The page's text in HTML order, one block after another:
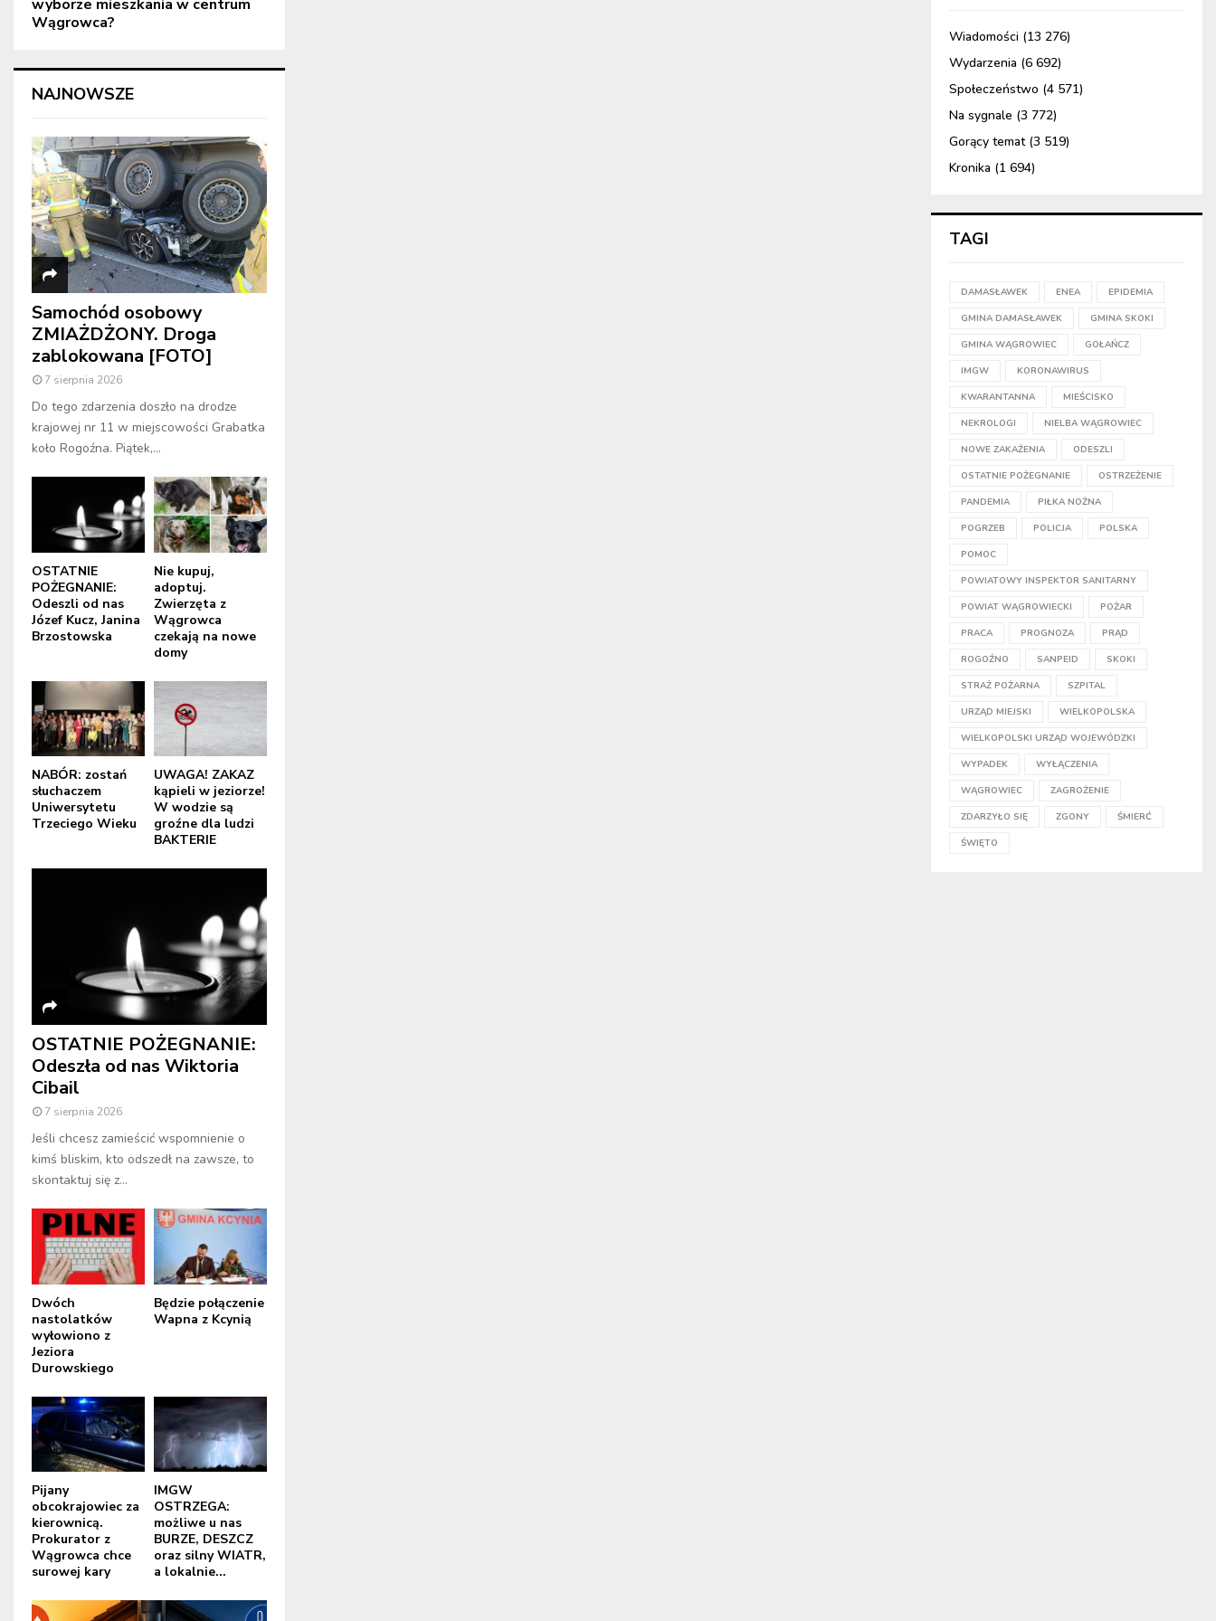
wyborze mieszkania w centrum
Wągrowca?
NAJNOWSZE
Samochód osobowy
ZMIAŻDŻONY. Droga
zablokowana [FOTO]
7 sierpnia 2026
Do tego zdarzenia doszło na drodze
krajowej nr 11 w miejscowości Grabatka
koło Rogoźna. Piątek,...
OSTATNIE
POŻEGNANIE:
Odeszli od nas
Józef Kucz, Janina
Brzostowska
Nie kupuj,
adoptuj.
Zwierzęta z
Wągrowca
czekają na nowe
domy
NABÓR: zostań
słuchaczem
Uniwersytetu
Trzeciego Wieku
UWAGA! ZAKAZ
kąpieli w jeziorze!
W wodzie są
groźne dla ludzi
BAKTERIE
OSTATNIE POŻEGNANIE:
Odeszła od nas Wiktoria
Cibail
7 sierpnia 2026
Jeśli chcesz zamieścić wspomnienie o
kimś bliskim, kto odszedł na zawsze, to
skontaktuj się z...
Dwóch
nastolatków
wyłowiono z
Jeziora
Durowskiego
Będzie połączenie
Wapna z Kcynią
Pijany
obcokrajowiec za
kierownicą.
Prokurator z
Wągrowca chce
surowej kary
IMGW
OSTRZEGA:
możliwe u nas
BURZE, DESZCZ
oraz silny WIATR,
a lokalnie...
Wiadomości (13 276)
Wydarzenia (6 692)
Społeczeństwo (4 571)
Na sygnale (3 772)
Gorący temat(3 519)
Kronika (1 694)
TAGI
DAMASŁAWEK ENEA EPIDEMIA
GMINA DAMASŁAWEK GMINA SKOKI
GMINA WĄGROWIEC GOŁAŃCZ
IMGW KORONAWIRUS
KWARANTANNA MIEŚCISKO
NEKROLOGI NIELBA WĄGROWIEC
NOWE ZAKAŻENIA ODESZLI
OSTATNIE POŻEGNANIE OSTRZEŻENIE
PANDEMIA PIŁKA NOŻNA
POGRZEB POLICJA POLSKA
POMOC
POWIATOWY INSPEKTOR SANITARNY
POWIAT WĄGROWIECKI POŻAR
PRACA PROGNOZA PRĄD
ROGOŹNO SANPEID SKOKI
STRAŻ POŻARNA SZPITAL
URZĄD MIEJSKI WIELKOPOLSKA
WIELKOPOLSKI URZĄD WOJEWÓDZKI
WYPADEK WYŁĄCZENIA
WĄGROWIEC ZAGROŻENIE
ZDARZYŁO SIĘ ZGONY ŚMIERĆ
ŚWIĘTO